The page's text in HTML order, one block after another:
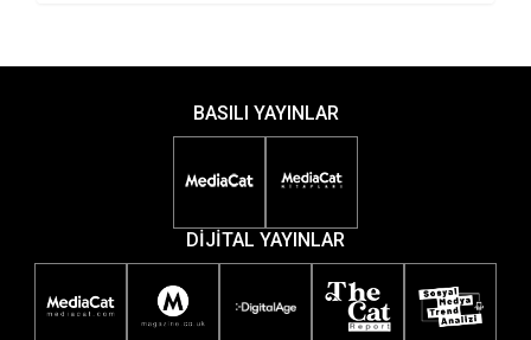
BASILI YAYINLAR
DİJİTAL YAYINLAR